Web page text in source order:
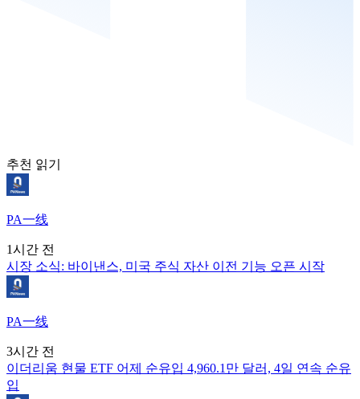
추천 읽기
PA一线
1시간 전
시장 소식: 바이낸스, 미국 주식 자산 이전 기능 오픈 시작
PA一线
3시간 전
이더리움 현물 ETF 어제 순유입 4,960.1만 달러, 4일 연속 순유
입